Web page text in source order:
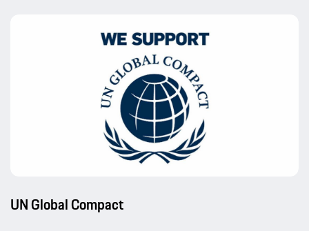
UN Global Compact